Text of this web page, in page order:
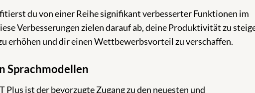
du von einer Reihe signifikant verbesserter Funktionen im
Verbesserungen zielen darauf ab, deine Produktivität zu
erhöhen und dir einen Wettbewerbsvorteil zu verschaffen.
Sprachmodellen
ist der bevorzugte Zugang zu den neuesten und